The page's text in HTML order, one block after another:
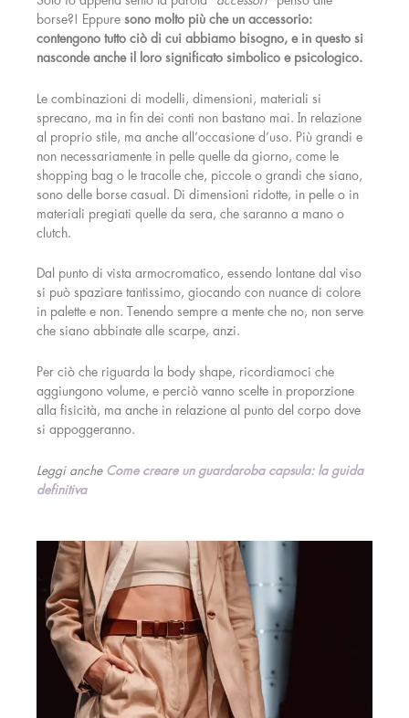
borse?! Eppure sono molto più che un accessorio:
contengono tutto ciò di cui abbiamo bisogno, e in questo si
nasconde anche il loro significato simbolico e psicologico.
Le combinazioni di modelli, dimensioni, materiali si
sprecano, ma in fin dei conti non bastano mai. In relazione
al proprio stile, ma anche all’occasione d’uso. Più grandi e
non necessariamente in pelle quelle da giorno, come le
shopping bag o le tracolle che, piccole o grandi che siano,
sono delle borse casual. Di dimensioni ridotte, in pelle o in
materiali pregiati quelle da sera, che saranno a mano o
clutch.
Dal punto di vista armocromatico, essendo lontane dal viso
si può spaziare tantissimo, giocando con nuance di colore
in palette e non. Tenendo sempre a mente che no, non serve
che siano abbinate alle scarpe, anzi.
Per ciò che riguarda la body shape, ricordiamoci che
aggiungono volume, e perciò vanno scelte in proporzione
alla fisicità, ma anche in relazione al punto del corpo dove
si appoggeranno.
Leggi anche Come creare un guardaroba capsula: la guida
definitiva